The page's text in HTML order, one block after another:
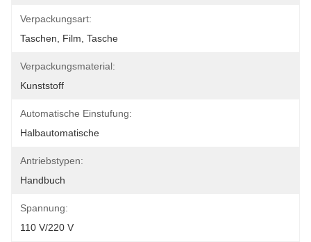
Verpackungsart:
Taschen, Film, Tasche
Verpackungsmaterial:
Kunststoff
Automatische Einstufung:
Halbautomatische
Antriebstypen:
Handbuch
Spannung:
110 V/220 V